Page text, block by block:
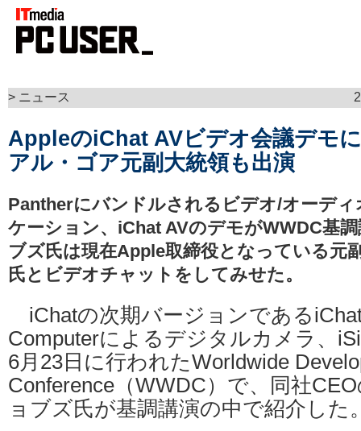
> ニュース
AppleのiChat AVビデオ会議デモに
アル・ゴア元副大統領も出演
Pantherにバンドルされるビデオ/オーデ
ケーション、iChat AVのデモがWWDC基
ブズ氏は現在Apple取締役となっている元
氏とビデオチャットをしてみせた。
iChatの次期バージョンである
Computerによるデジタルカメラ、
6月23日に行われたWorldwide
Conference（WWDC）で、同社
ョブズ氏が基調講演の中で紹介した